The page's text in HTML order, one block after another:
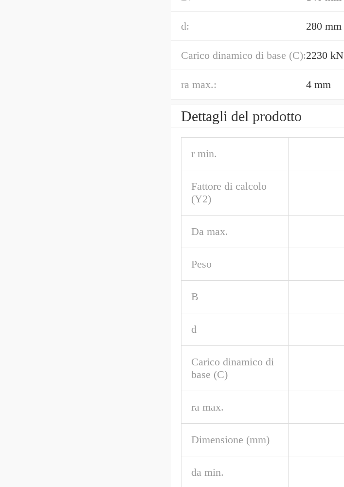
d: 280 mm
Carico dinamico di base (C):2230 kN
ra max.: 4 mm
Dettagli del prodotto
r min.
Fattore di calcolo
(Y2)
Da max.
Peso
B
d
Carico dinamico di
base (C)
ra max.
Dimensione (mm)
da min.